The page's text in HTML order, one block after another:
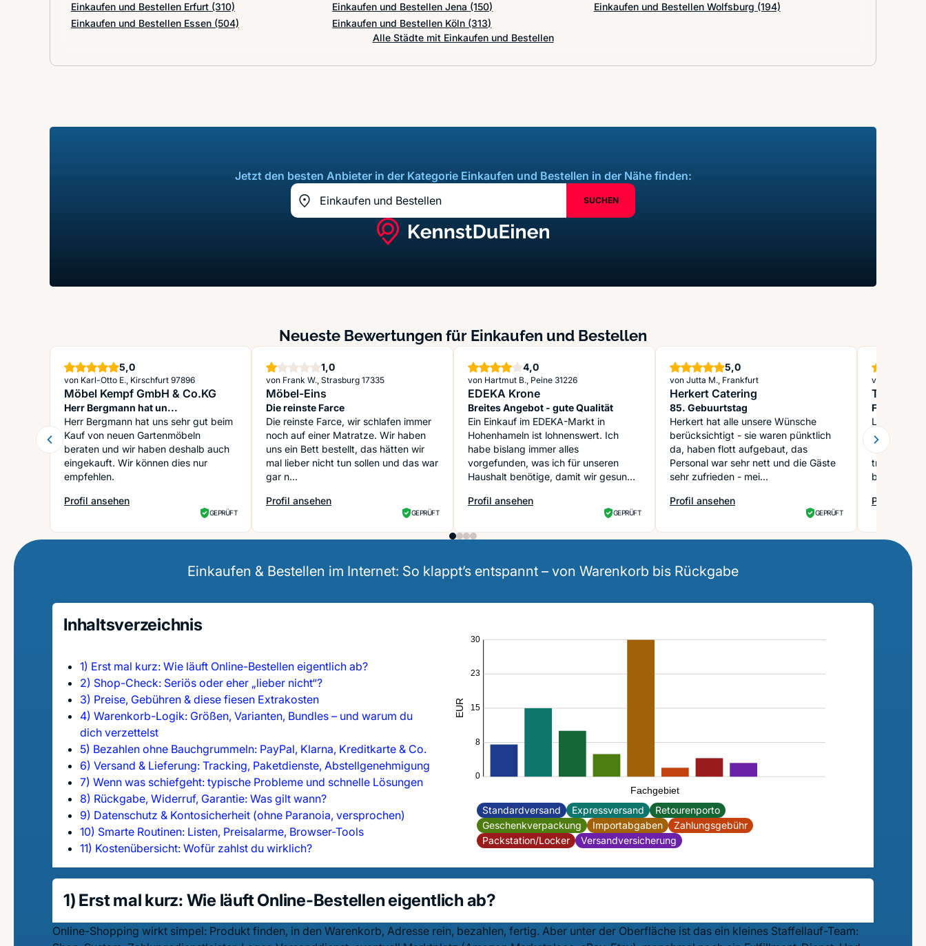
Einkaufen und Bestellen Erfurt (310)
Einkaufen und Bestellen Essen (504)
Einkaufen und Bestellen Jena (150)
Einkaufen und Bestellen Köln (313)
Einkaufen und Bestellen Wolfsburg (194)
Alle Städte mit Einkaufen und Bestellen
Jetzt den besten Anbieter in der Kategorie Einkaufen und Bestellen in der Nähe finden:
Standort z.B. Frankfurt am Main
Standort erfassen
SUCHEN
Neueste Bewertungen für Einkaufen und Bestellen
5,0Sterne
von Karl-Otto E., Kirschfurt 97896
Möbel Kempf GmbH & Co.KG
Herr Bergmann hat un...
Herr Bergmann hat uns sehr gut beim
Kauf von neuen Gartenmöbeln
beraten und wir haben deshalb auch
eingekauft. Wir können dies nur
empfehlen.
Profil ansehen
: Möbel Kempf GmbH & Co.KG
GEPRÜFT
1,0Stern
von Frank W., Strasburg 17335
Möbel-Eins
Die reinste Farce
Die reinste Farce, wir schlafen immer
noch auf einer Matratze. Wir haben
uns ein Bett bestellt, das hätten wir
mal lieber nicht tun sollen und das war
gar n...
Profil ansehen
: Möbel-Eins
GEPRÜFT
4,0Sterne
von Hartmut B., Peine 31226
EDEKA Krone
Breites Angebot - gute Qualität
Ein Einkauf im EDEKA-Markt in
Hohenhameln ist lohnenswert. Ich
habe bislang immer alles
vorgefunden, was ich für unseren
Haushalt benötige, damit wir gesund
Profil ansehen
: EDEKA Krone
GEPRÜFT
5,0Sterne
von Jutta M., Frankfurt
Herkert Catering
85. Gebuurtstag
Herkert hat alle unsere Wünsche
berücksichtigt - sie waren pünktlich
da, haben flott aufgebaut, das
Personal war sehr nett und die Gäste
sehr zufrieden - mei...
Profil ansehen
: Herkert Catering
GEPRÜFT
von Petra R.
Lieferzeit
bestellt
Angebote
trotzdem
bestellt!
Profil
:
Einkaufen & Bestellen im Internet: So klappt’s entspannt – von Warenkorb bis Rückgabe
30
23
15
8
0
EUR
Fachgebiet
Standardversand Expressversand
Retourenporto
Geschenkverpackung
Importabgaben
Zahlungsgebühr
Packstation/Locker
Versandversicherung
Inhaltsverzeichnis
1) Erst mal kurz: Wie läuft Online-Bestellen eigentlich ab?
2) Shop-Check: Seriös oder eher „lieber nicht“?
3) Preise, Gebühren & diese fiesen Extrakosten
4) Warenkorb-Logik: Größen, Varianten, Bundles – und warum du
dich verzettelst
5) Bezahlen ohne Bauchgrummeln: PayPal, Klarna, Kreditkarte & Co.
6) Versand & Lieferung: Tracking, Paketdienste, Abstellgenehmigung
7) Wenn was schiefgeht: typische Probleme und schnelle Lösungen
8) Rückgabe, Widerruf, Garantie: Was gilt wann?
9) Datenschutz & Kontosicherheit (ohne Paranoia, versprochen)
10) Smarte Routinen: Listen, Preisalarme, Browser-Tools
11) Kostenübersicht: Wofür zahlst du wirklich?
1) Erst mal kurz: Wie läuft Online-Bestellen eigentlich ab?
Online-Shopping wirkt simpel: Produkt finden, in den Warenkorb, Adresse rein, bezahlen, fertig. Aber unter der Oberfläche ist das ein kleines Staffellauf-Team: